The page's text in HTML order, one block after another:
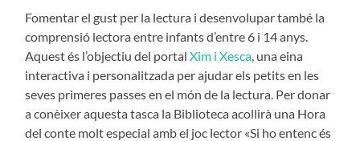
Fomentar el gust per la lectura i desenvolupar també la
comprensió lectora entre infants d’entre 6 i 14 anys.
Aquest és l’objectiu del portalXim i Xesca , una eina
interactiva i personalitzada per ajudar els petits en les
seves primeres passes en el món de la lectura. Per donar
a conèixer aquesta tasca la Biblioteca acollirà una Hora
del conte molt especial amb el joc lector «Si ho entenc és